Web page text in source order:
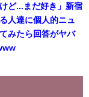
けど...まだ好き」新宿
人達に個人的ニュ
みたら回答がヤバ